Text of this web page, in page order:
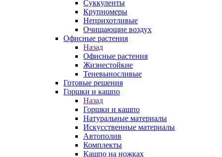
Суккуленты
Крупномеры
Неприхотливые
Очищающие воздух
Офисные растения
Назад
Офисные растения
Жизнестойкие
Теневыносливые
Готовые решения
Горшки и кашпо
Назад
Горшки и кашпо
Натуральные материалы
Искусственные материалы
Автополив
Комплекты
Кашпо на ножках